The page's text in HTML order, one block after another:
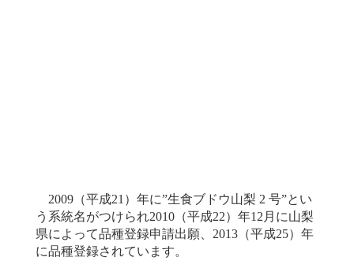
2009（平成21）年に”生食ブドウ山梨 2 号”とい
う系統名がつけられ2010（平成22）年12月に山梨
県によって品種登録申請出願、2013（平成25）年
に品種登録されています。